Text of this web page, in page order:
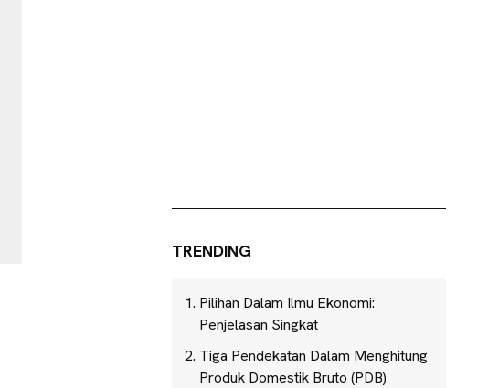
TRENDING
Pilihan Dalam Ilmu Ekonomi:
Penjelasan Singkat
Tiga Pendekatan Dalam Menghitung
Produk Domestik Bruto (PDB)